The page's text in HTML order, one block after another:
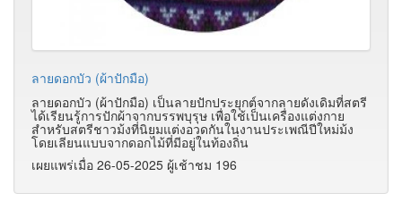
ลายดอกบัว (ผ้าปักมือ)
ลายดอกบัว (ผ้าปักมือ) เป็นลายปักประยุกต์จากลายดังเดิมที่สตรี
ได้เรียนรู้การปักผ้าจากบรรพบุรุษ เพื่อใช้เป็นเครื่องแต่งกาย
สำหรับสตรีชาวม้งที่นิยมแต่งอวดกันในงานประเพณีปีใหม่ม้ง
โดยเลียนแบบจากดอกไม้ที่มีอยู่ในท้องถิ่น
เผยแพร่เมื่อ 26-05-2025 ผู้เช้าชม 196